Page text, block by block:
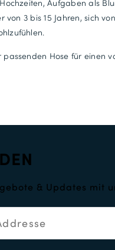
Aufgaben als
von 3 bis 15 Jahren, sich
Hose für einen
& Updates mit